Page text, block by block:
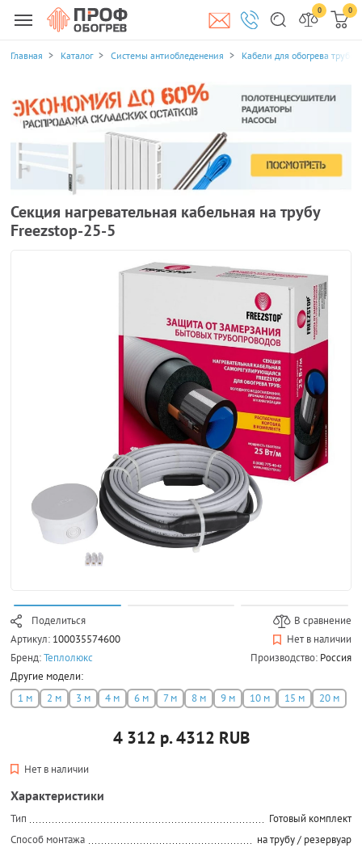
0 0
Главная Каталог Системы антиобледенения Кабели для обогрева
Секция нагревательная кабельная на трубу
Freezstop-25-5
Поделиться
В сравнение
Артикул: 100035574600
Нет в наличии
Бренд:Теплолюкс Производство: Россия
Другие модели:
1 м
2 м 3 м 4 м 6 м 7 м 8 м 9 м 10 м 15 м 20 м
4 312 р. 4312 RUB
Нет в наличии
Характеристики
Тип
Готовый комплект
Способ монтажа
на трубу / резервуар